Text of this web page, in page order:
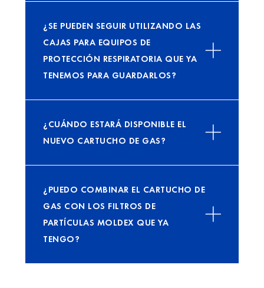
¿SE PUEDEN SEGUIR UTILIZANDO LAS
CAJAS PARA EQUIPOS DE
PROTECCIÓN RESPIRATORIA QUE YA
TENEMOS PARA GUARDARLOS?
¿CUÁNDO ESTARÁ DISPONIBLE EL
NUEVO CARTUCHO DE GAS?
¿PUEDO COMBINAR EL CARTUCHO DE
GAS CON LOS FILTROS DE
PARTÍCULAS MOLDEX QUE YA
TENGO?